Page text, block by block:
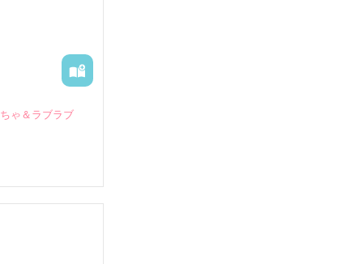
ゃ＆ラブラブ
閥御曹司に
影恭司その